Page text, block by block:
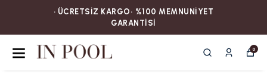
• ÜCRETSİZ KARGOㅤ‎‎‎‎‎‎‎‎• %100 MEMNUNİYET
GARANTİSİ
0